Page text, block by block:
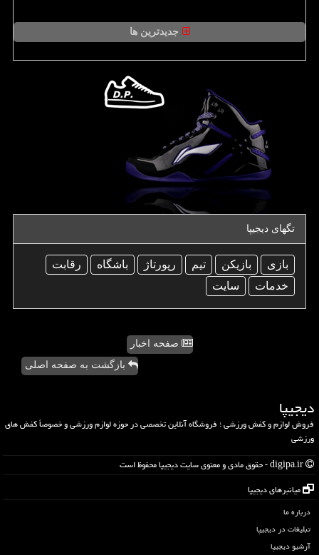
جدیدترین ها
تگهای دیجیپا
بازی بازیكن تیم رپورتاژ باشگاه
رقابت
خدمات
سایت
صفحه اخبار
بازگشت به صفحه اصلی
دیجیپا
فروش لوازم و کفش ورزشی ؛ فروشگاه آنلاین تخصصی در حوزه لوازم ورزشی و خصوصاً کفش های
ورزشی
میانبرهای دیجیپا
درباره ما
تبلیغات در دیجیپا
آرشیو دیجیپا